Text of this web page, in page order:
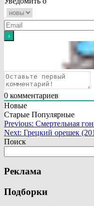
0 комментариев
Новые
Старые Популярные
Навигация
по
Previous: Смертельная
Next: Грецкий орешек
Поиск
Реклама
Подборки